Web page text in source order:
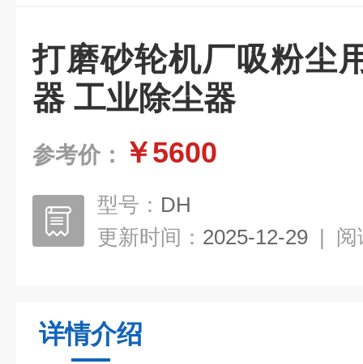
打磨砂轮机厂吸粉尘
器 工业除尘器
参考价： ￥5600
型号： DH
更新时间： 2025-12-29 | 阅
详情介绍